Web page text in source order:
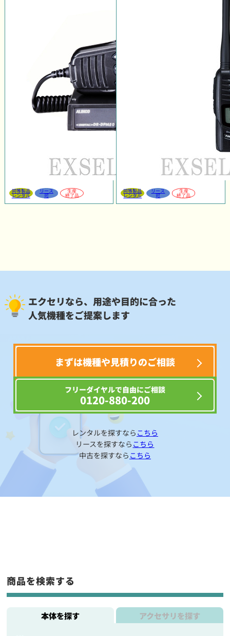
同等製品
レンタル
リース
可
生産
終了品
同等製品
レンタル
リース
可
生産
終了品
エクセリなら、用途や目的に合った
人気機種をご提案します
まずは機種や見積りのご相談
フリーダイヤルで自由にご相談
0120-880-200
レンタルを探すなら こちら
リースを探すなら こちら
中古を探すなら こちら
商品を検索する
本体を探す アクセサリを探す